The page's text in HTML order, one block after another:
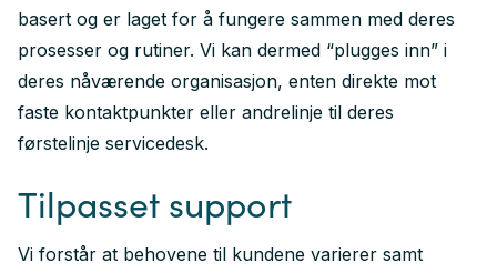
basert og er laget for å fungere sammen med deres
prosesser og rutiner. Vi kan dermed “plugges inn” i
deres nåværende organisasjon, enten direkte mot
faste kontaktpunkter eller andrelinje til deres
førstelinje servicedesk.
Tilpasset support
Vi forstår at behovene til kundene varierer samt